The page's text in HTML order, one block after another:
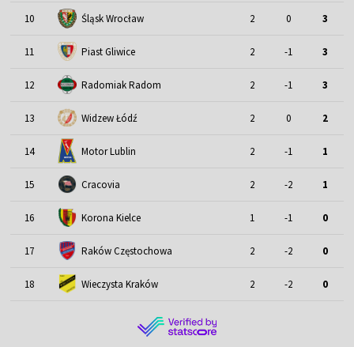
10 Śląsk Wrocław 2 0 3
11 Piast Gliwice 2 -1 3
12 Radomiak Radom 2 -1 3
13 Widzew Łódź 2 0 2
14 Motor Lublin 2 -1 1
15 Cracovia 2 -2 1
16 Korona Kielce 1 -1 0
17 Raków Częstochowa 2 -2 0
18 Wieczysta Kraków 2 -2 0